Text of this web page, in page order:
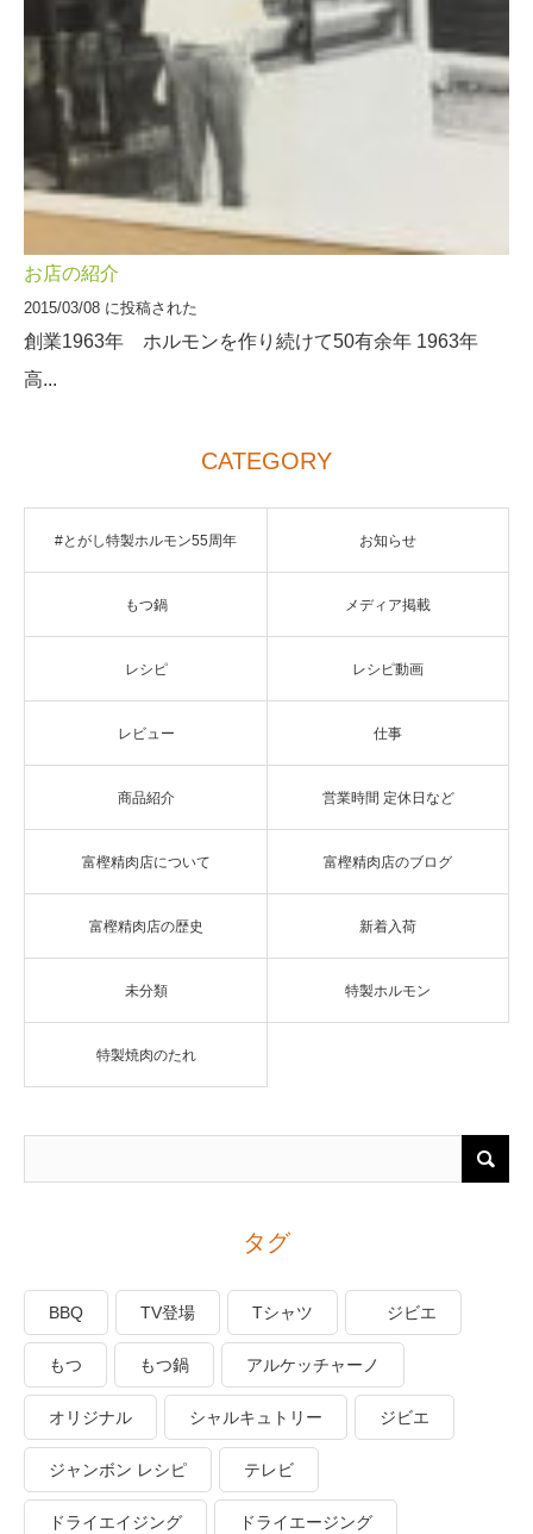
お店の紹介
2015/03/08 に投稿された
創業1963年 ホルモンを作り続けて50有余年 1963年
高...
CATEGORY
#とがし特製ホルモン55周年 お知らせ
もつ鍋 メディア掲載
レシピ レシピ動画
レビュー 仕事
商品紹介 営業時間 定休日など
富樫精肉店について 富樫精肉店のブログ
富樫精肉店の歴史 新着入荷
未分類 特製ホルモン
特製焼肉のたれ
タグ
BBQ TV登場 Tシャツ ジビエ
もつ もつ鍋 アルケッチャーノ
オリジナル シャルキュトリー ジビエ
ジャンボン レシピ テレビ
ドライエイジング ドライエージング